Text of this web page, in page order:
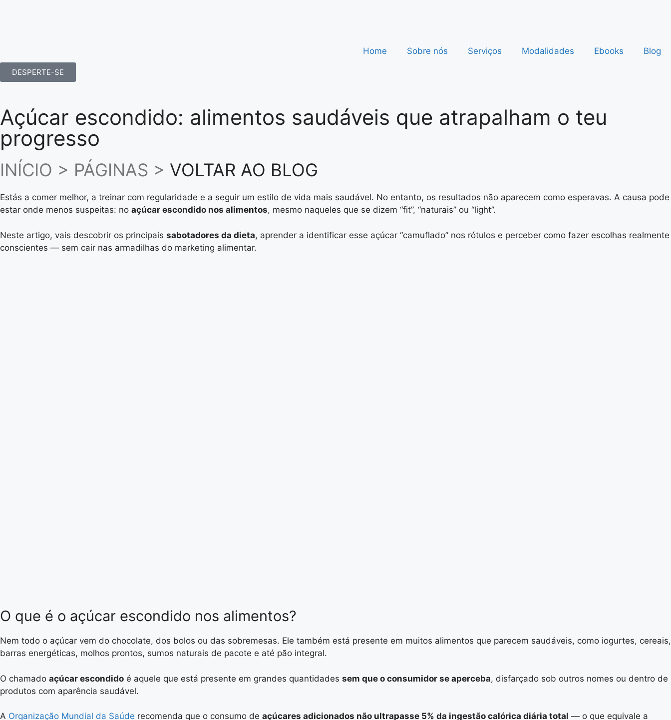
Home Sobre nós Serviços Modalidades Ebooks Blog
DESPERTE-SE
Açúcar escondido: alimentos saudáveis que atrapalham o teu
progresso
INÍCIO > PÁGINAS > VOLTAR AO BLOG
Estás a comer melhor, a treinar com regularidade e a seguir um estilo de vida mais saudável. No entanto, os resultados não aparecem como esperavas. A causa pode
estar onde menos suspeitas: no açúcar escondido nos alimentos, mesmo naqueles que se dizem “fit”, “naturais” ou “light”.
Neste artigo, vais descobrir os principais sabotadores da dieta, aprender a identificar esse açúcar “camuflado” nos rótulos e perceber como fazer escolhas realmente
conscientes — sem cair nas armadilhas do marketing alimentar.
O que é o açúcar escondido nos alimentos?
Nem todo o açúcar vem do chocolate, dos bolos ou das sobremesas. Ele também está presente em muitos alimentos que parecem saudáveis, como iogurtes, cereais,
barras energéticas, molhos prontos, sumos naturais de pacote e até pão integral.
O chamado açúcar escondido é aquele que está presente em grandes quantidades sem que o consumidor se aperceba, disfarçado sob outros nomes ou dentro de
produtos com aparência saudável.
A Organização Mundial da Saúde recomenda que o consumo de açúcares adicionados não ultrapasse 5% da ingestão calórica diária total — o que equivale a